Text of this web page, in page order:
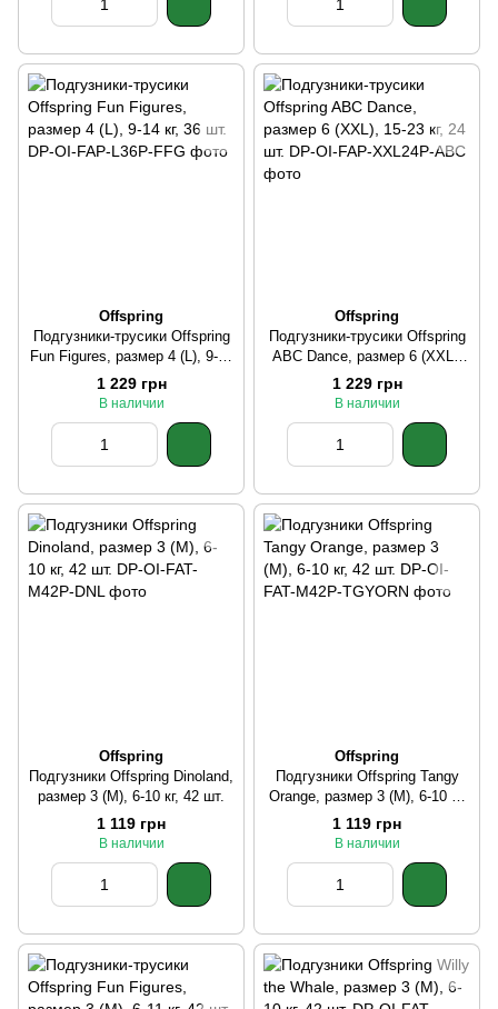
Offspring
Подгузники-трусики Offspring
Fun Figures, размер 4 (L), 9-14
кг, 36 шт.
1 229 грн
В наличии
Offspring
Подгузники-трусики Offspring
ABC Dance, размер 6 (XXL),
15-23 кг, 24 шт.
1 229 грн
В наличии
Offspring
Подгузники Offspring Dinoland,
размер 3 (M), 6-10 кг, 42 шт.
1 119 грн
В наличии
Offspring
Подгузники Offspring Tangy
Orange, размер 3 (M), 6-10 кг,
42 шт.
1 119 грн
В наличии